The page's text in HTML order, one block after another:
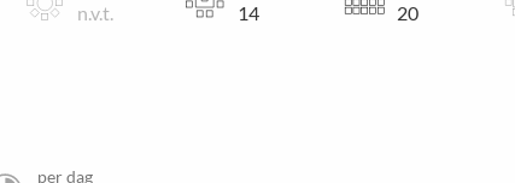
n.v.t. 14 20
per dag